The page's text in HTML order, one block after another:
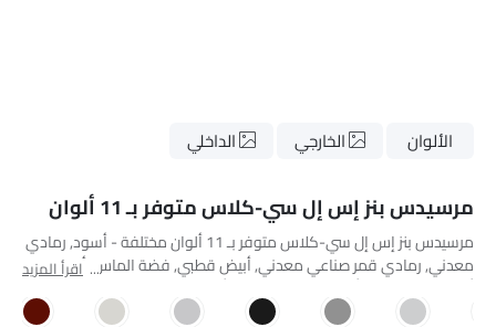
الألوان الخارجي الداخلي
مرسيدس بنز إس إل سي-كلاس متوفر بـ 11 ألوان
مرسيدس بنز إس إل سي-كلاس متوفر بـ 11 ألوان مختلفة - أسود, رمادي
معدني, رمادي قمر صناعي معدني, أبيض قطبي, فضة الماس, أسود
أوبسيديان, رمادي ألانيت تصميمو مغنو, أبيض لؤلؤي ماسي تصميمو
مشرق, أحمر هياسينث تصميمو معدني, أزرق متألق, فضة إيريديوم.
اقرأ المزيد